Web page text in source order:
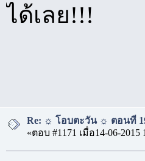
ได้เลย!!!
Re: ☼ โอบตะวัน ☼ ตอนที่ 19
«ตอบ #1171 เมื่อ14-06-2015